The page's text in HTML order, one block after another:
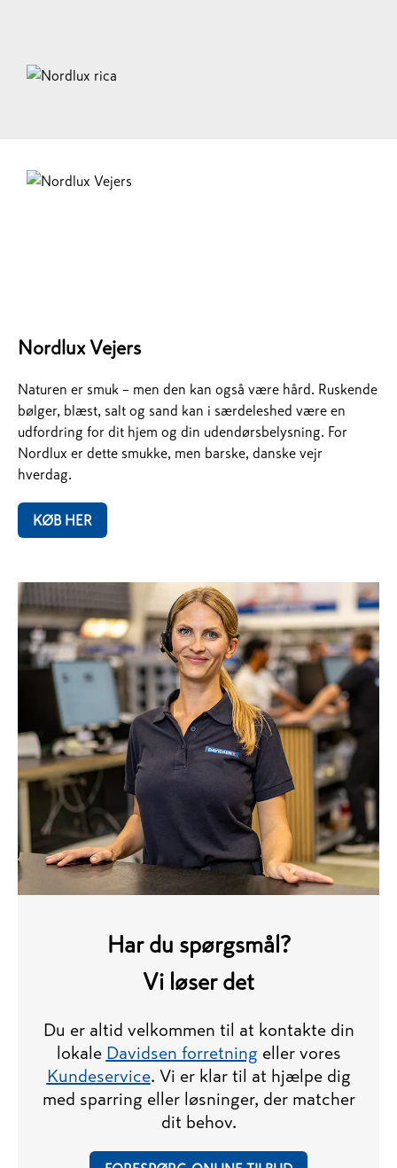
Nordlux Vejers
Naturen er smuk – men den kan også være hård. Ruskende
bølger, blæst, salt og sand kan i særdeleshed være en
udfordring for dit hjem og din udendørsbelysning. For
Nordlux er dette smukke, men barske, danske vejr
hverdag.
KØB HER
Har du spørgsmål?
​​​​​​​Vi løser det
Du er altid velkommen til at kontakte din
lokale Davidsen forretningeller vores
Kundeservice. Vi er klar til at hjælpe dig
med sparring eller løsninger, der matcher
dit behov.